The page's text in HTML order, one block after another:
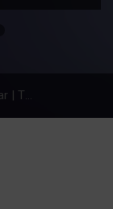
Copyright © All rights reserved By Meru Raibar | Theme by